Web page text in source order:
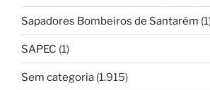
Sapadores Bombeiros de Santarém
SAPEC (1)
Sem categoria (1.915)